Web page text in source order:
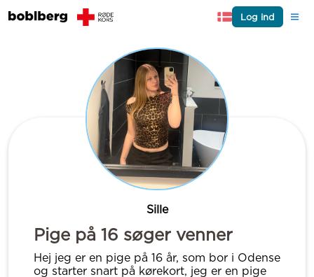
Log ind
Sille
Pige på 16 søger venner
Hej jeg er en pige på 16 år, som bor i Odense
og starter snart på kørekort, jeg er en pige